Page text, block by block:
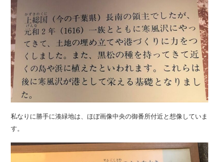
私なりに勝手に湊緑地は、ほぼ画像中央の御番所付近と想像していま
す。